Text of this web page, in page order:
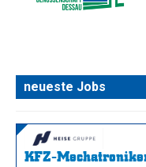
neueste Jobs
KFZ-